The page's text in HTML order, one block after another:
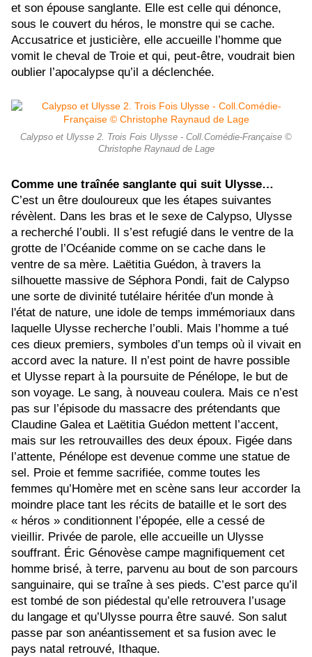
et son épouse sanglante. Elle est celle qui dénonce,
sous le couvert du héros, le monstre qui se cache.
Accusatrice et justicière, elle accueille l’homme que
vomit le cheval de Troie et qui, peut-être, voudrait bien
oublier l’apocalypse qu’il a déclenchée.
Calypso et Ulysse 2. Trois Fois Ulysse - Coll.Comédie-Française ©
Christophe Raynaud de Lage
Comme une traînée sanglante qui suit Ulysse…
C’est un être douloureux que les étapes suivantes
révèlent. Dans les bras et le sexe de Calypso, Ulysse
a recherché l’oubli. Il s’est refugié dans le ventre de la
grotte de l’Océanide comme on se cache dans le
ventre de sa mère. Laëtitia Guédon, à travers la
silhouette massive de Séphora Pondi, fait de Calypso
une sorte de divinité tutélaire héritée d'un monde à
l'état de nature, une idole de temps immémoriaux dans
laquelle Ulysse recherche l’oubli. Mais l’homme a tué
ces dieux premiers, symboles d’un temps où il vivait en
accord avec la nature. Il n’est point de havre possible
et Ulysse repart à la poursuite de Pénélope, le but de
son voyage. Le sang, à nouveau coulera. Mais ce n’est
pas sur l’épisode du massacre des prétendants que
Claudine Galea et Laëtitia Guédon mettent l’accent,
mais sur les retrouvailles des deux époux. Figée dans
l’attente, Pénélope est devenue comme une statue de
sel. Proie et femme sacrifiée, comme toutes les
femmes qu’Homère met en scène sans leur accorder la
moindre place tant les récits de bataille et le sort des
« héros » conditionnent l’épopée, elle a cessé de
vieillir. Privée de parole, elle accueille un Ulysse
souffrant. Éric Génovèse campe magnifiquement cet
homme brisé, à terre, parvenu au bout de son parcours
sanguinaire, qui se traîne à ses pieds. C’est parce qu’il
est tombé de son piédestal qu’elle retrouvera l’usage
du langage et qu’Ulysse pourra être sauvé. Son salut
passe par son anéantissement et sa fusion avec le
pays natal retrouvé, Ithaque.